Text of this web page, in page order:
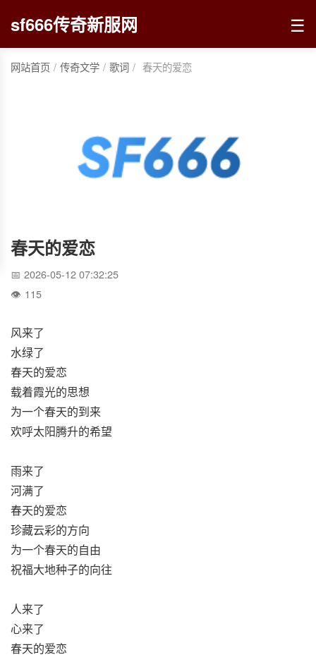
sf666传奇新服网 ☰
网站首页 / 传奇文学 / 歌词 / 春天的爱恋
春天的爱恋
2026-05-12 07:32:25
115
风来了
水绿了
春天的爱恋
载着霞光的思想
为一个春天的到来
欢呼太阳腾升的希望
雨来了
河满了
春天的爱恋
珍藏云彩的方向
为一个春天的自由
祝福大地种子的向往
人来了
心来了
春天的爱恋